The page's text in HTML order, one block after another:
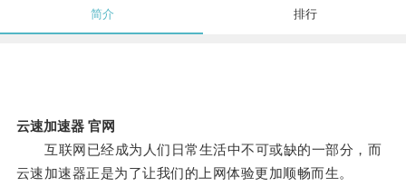
简介 排行
云速加速器 官网
互联网已经成为人们日常生活中不可或缺的一部分，而
云速加速器正是为了让我们的上网体验更加顺畅而生。